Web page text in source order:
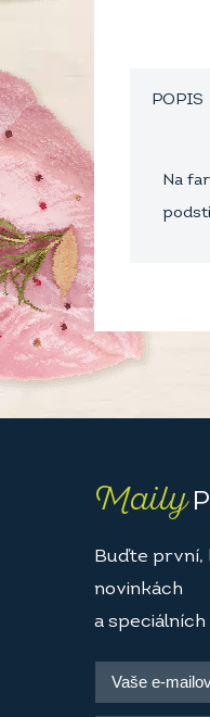
POPIS
Na
Maily
Buďte první,
novinkách
a speciálních